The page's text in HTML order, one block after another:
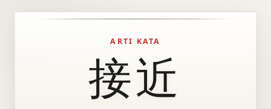
ARTI KATA
接近